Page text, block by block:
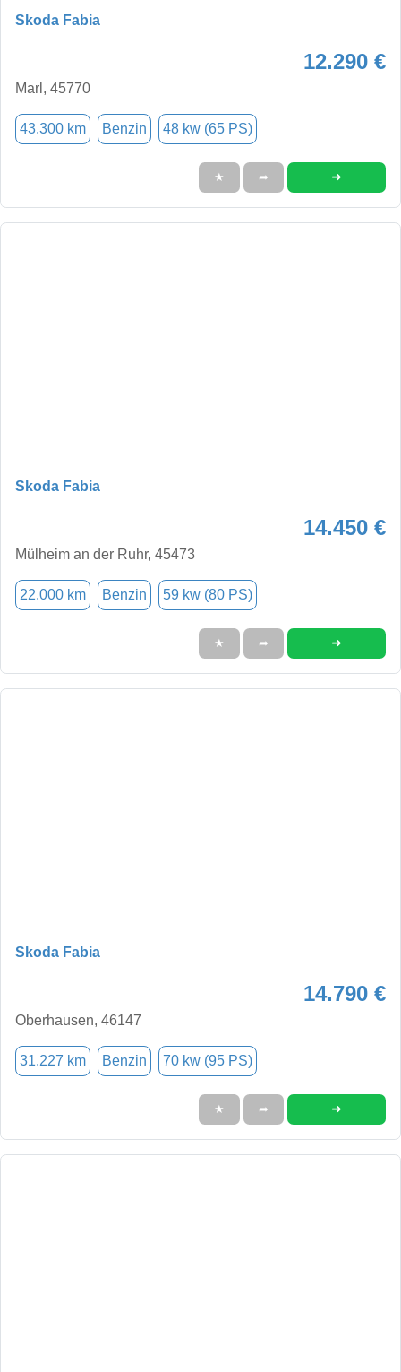
Skoda Fabia
12.290 €
Marl, 45770
43.300 km Benzin 48 kw (65 PS)
★ ➦ ➜
Skoda Fabia
14.450 €
Mülheim an der Ruhr, 45473
22.000 km Benzin 59 kw (80 PS)
★ ➦ ➜
Skoda Fabia
14.790 €
Oberhausen, 46147
31.227 km Benzin 70 kw (95 PS)
★ ➦ ➜